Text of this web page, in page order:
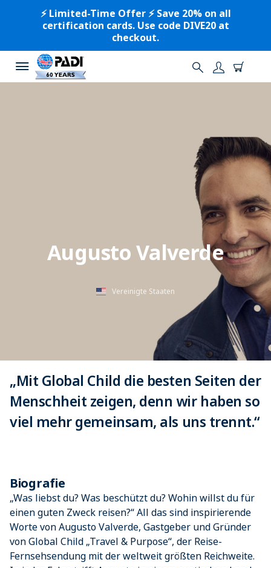
⚡️ Limited-Time Offer ⚡️ Save 20% on all
certification cards. Use code DIVE20 at
checkout.
Augusto Valverde
Vereinigte Staaten
„Mit Global Child die besten Seiten der
Menschheit zeigen, denn wir haben so
viel mehr gemeinsam, als uns trennt.“
Biografie
„Was liebst du? Was beschützt du? Wohin willst du für
einen guten Zweck reisen?“ All das sind inspirierende
Worte von Augusto Valverde, Gastgeber und Gründer
von Global Child „Travel & Purpose“, der Reise-
Fernsehsendung mit der weltweit größten Reichweite.